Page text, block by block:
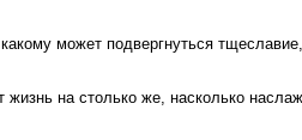
может подвергнуться
на столько же, насколько